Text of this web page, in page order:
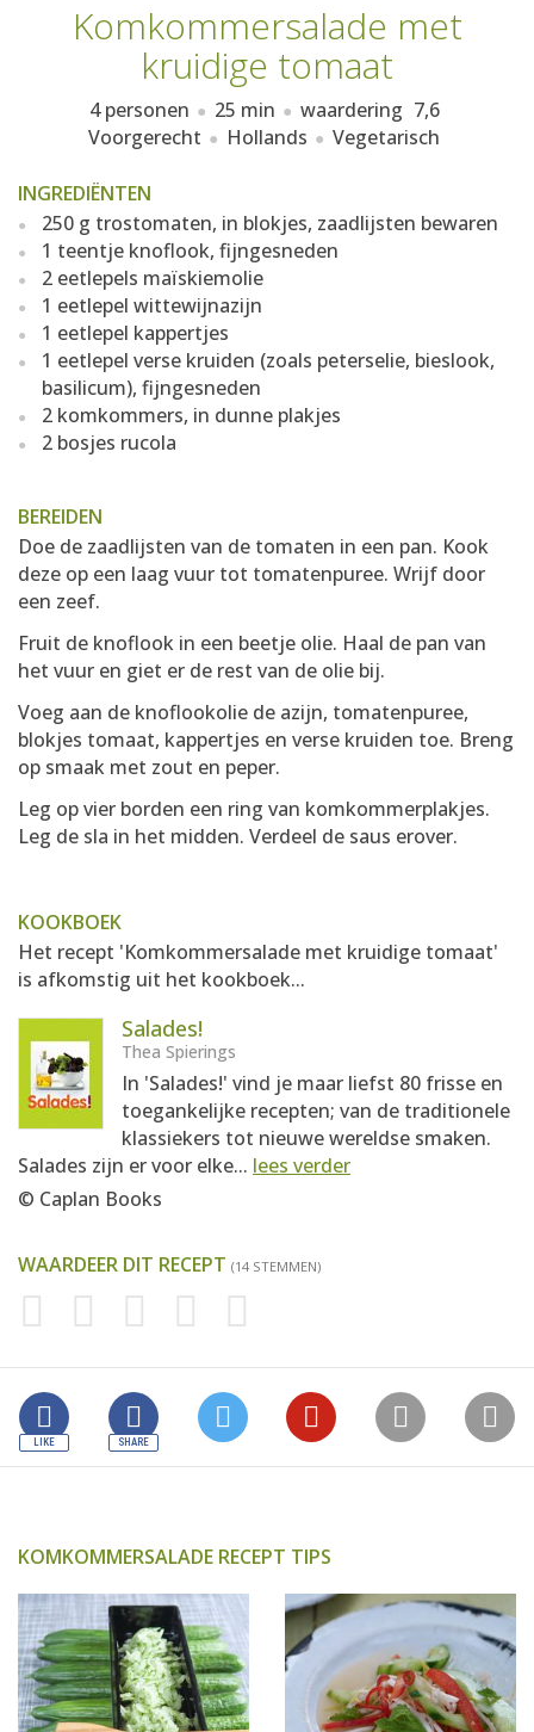
Komkommersalade met
kruidige tomaat
4 personen 25 min waardering 7,6
Voorgerecht
Hollands Vegetarisch
INGREDIËNTEN
250 g trostomaten, in blokjes, zaadlijsten bewaren
1 teentje knoflook, fijngesneden
2 eetlepels maïskiemolie
1 eetlepel wittewijnazijn
1 eetlepel kappertjes
1 eetlepel verse kruiden (zoals peterselie, bieslook,
basilicum), fijngesneden
2 komkommers, in dunne plakjes
2 bosjes rucola
BEREIDEN
Doe de zaadlijsten van de tomaten in een pan. Kook
deze op een laag vuur tot tomatenpuree. Wrijf door
een zeef.
Fruit de knoflook in een beetje olie. Haal de pan van
het vuur en giet er de rest van de olie bij.
Voeg aan de knoflookolie de azijn, tomatenpuree,
blokjes tomaat, kappertjes en verse kruiden toe. Breng
op smaak met zout en peper.
Leg op vier borden een ring van komkommerplakjes.
Leg de sla in het midden. Verdeel de saus erover.
KOOKBOEK
Het recept 'Komkommersalade met kruidige tomaat'
is afkomstig uit het kookboek...
Salades!
Thea Spierings
In 'Salades!' vind je maar liefst 80 frisse en
toegankelijke recepten; van de traditionele
klassiekers tot nieuwe wereldse smaken.
Salades zijn er voor elke... lees verder
© Caplan Books
WAARDEER DIT RECEPT (14 STEMMEN)
KOMKOMMERSALADE RECEPT TIPS